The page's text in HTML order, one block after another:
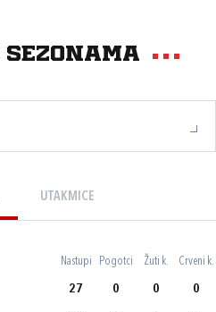
UTAKMICE
Nastupi Pogotci Žuti k. Crveni k.
27 0 0 0